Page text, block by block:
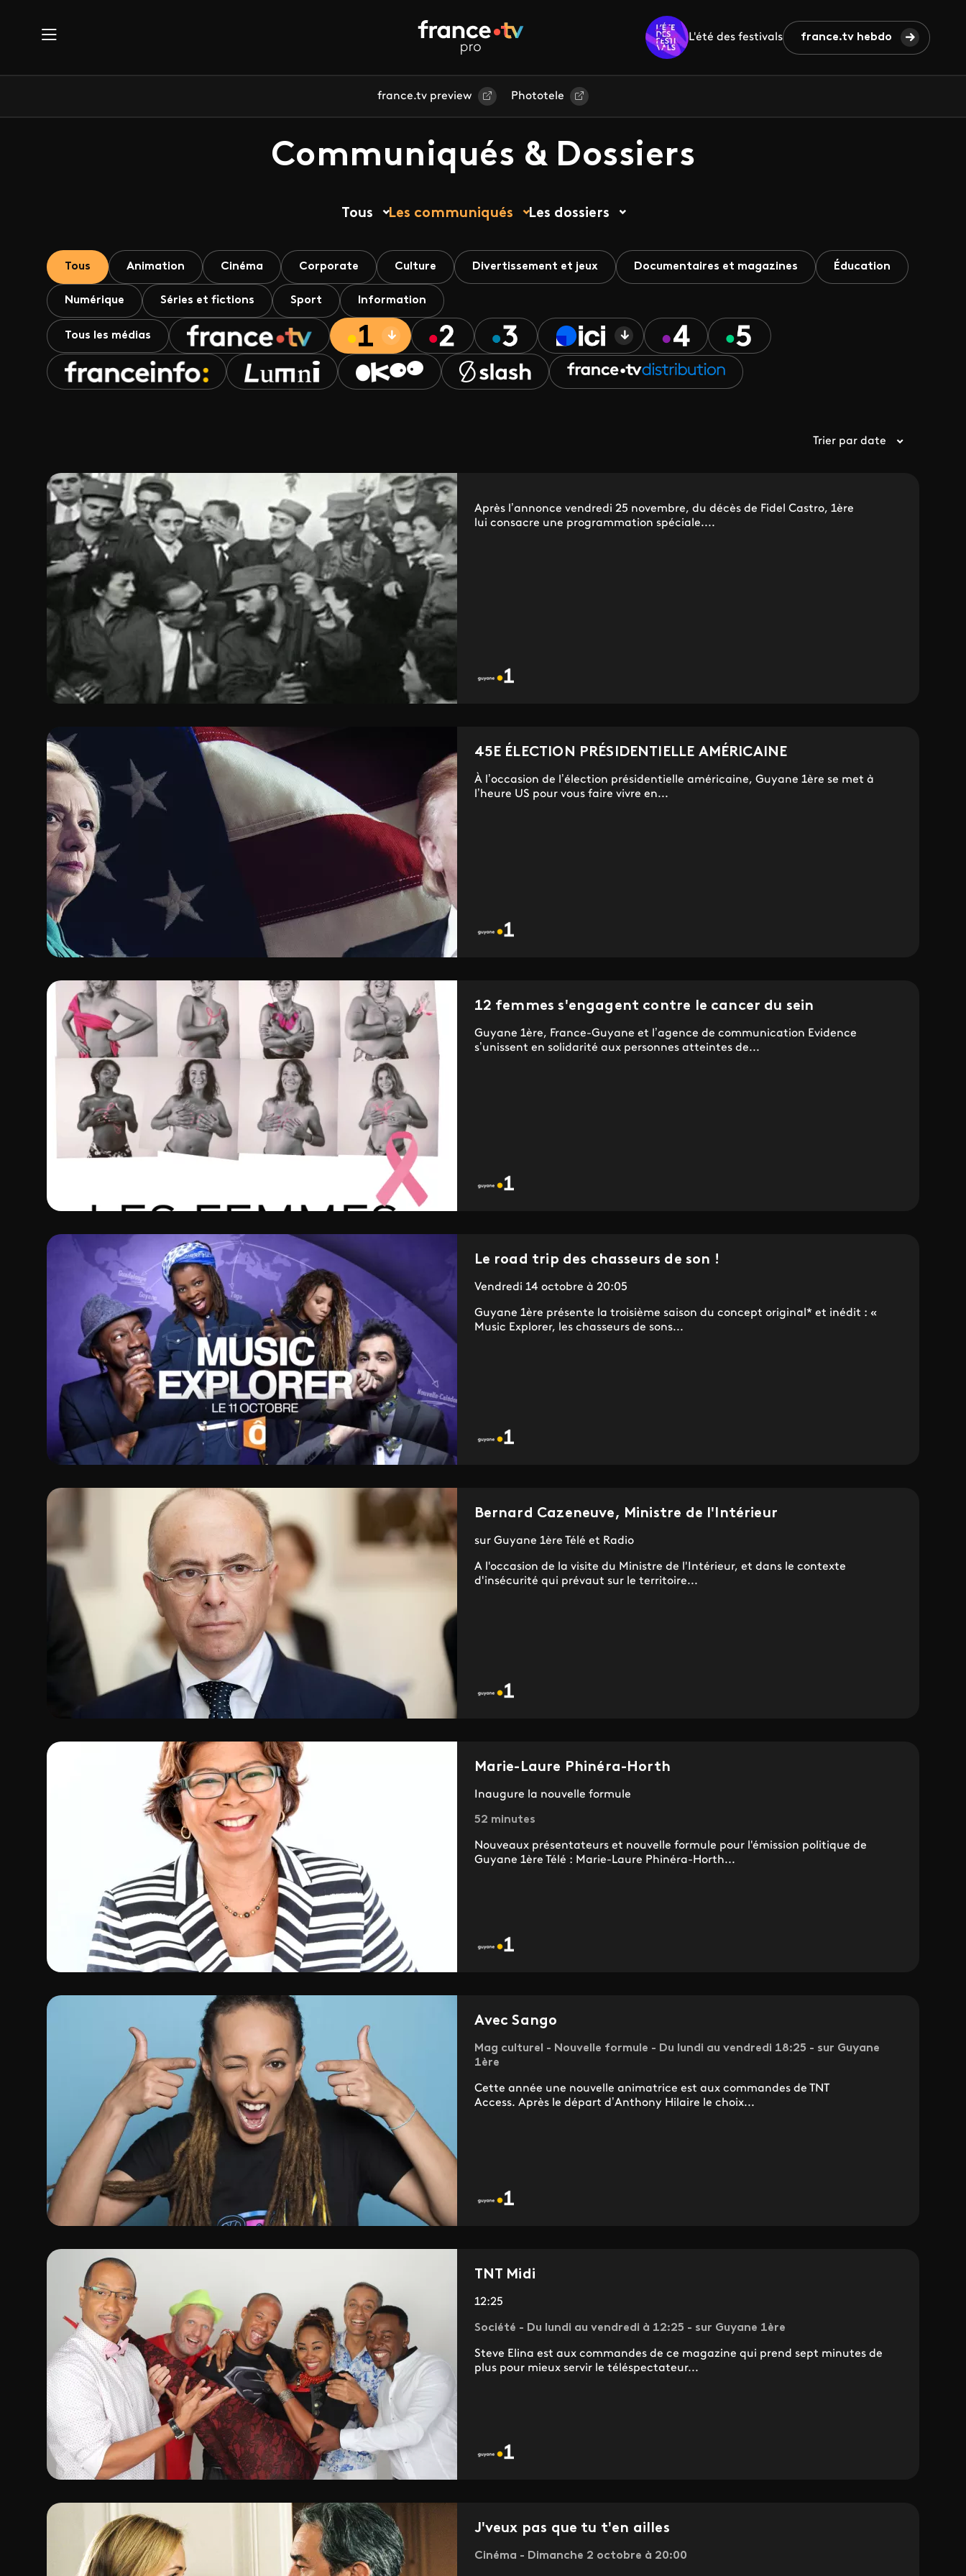
L'été des festivals france.tv hebdo
france.tv preview Phototele
Communiqués & Dossiers
Tous Les communiqués Les dossiers
Tous Animation Cinéma Corporate Culture Divertissement et jeux Documentaires et magazines Éducation
Numérique Séries et fictions Sport Information
Tous les médias
Trier par date
Après l’annonce vendredi 25 novembre, du décès de Fidel Castro, 1ère
lui consacre une programmation spéciale....
45E ÉLECTION PRÉSIDENTIELLE AMÉRICAINE
À l’occasion de l’élection présidentielle américaine, Guyane 1ère se met à
l’heure US pour vous faire vivre en...
12 femmes s'engagent contre le cancer du sein
Guyane 1ère, France-Guyane et l’agence de communication Evidence
s’unissent en solidarité aux personnes atteintes de...
Le road trip des chasseurs de son !
Vendredi 14 octobre à 20:05
Guyane 1ère présente la troisième saison du concept original* et inédit : «
Music Explorer, les chasseurs de sons...
Bernard Cazeneuve, Ministre de l'Intérieur
sur Guyane 1ère Télé et Radio
A l'occasion de la visite du Ministre de l'Intérieur, et dans le contexte
d'insécurité qui prévaut sur le territoire...
Marie-Laure Phinéra-Horth
Inaugure la nouvelle formule
52 minutes
Nouveaux présentateurs et nouvelle formule pour l'émission politique de
Guyane 1ère Télé : Marie-Laure Phinéra-Horth...
Avec Sango
Mag culturel - Nouvelle formule - Du lundi au vendredi 18:25 - sur Guyane
1ère
Cette année une nouvelle animatrice est aux commandes de TNT
Access. Après le départ d’Anthony Hilaire le choix...
TNT Midi
12:25
Société - Du lundi au vendredi à 12:25 - sur Guyane 1ère
Steve Elina est aux commandes de ce magazine qui prend sept minutes de
plus pour mieux servir le téléspectateur...
J'veux pas que tu t'en ailles
Cinéma - Dimanche 2 octobre à 20:00